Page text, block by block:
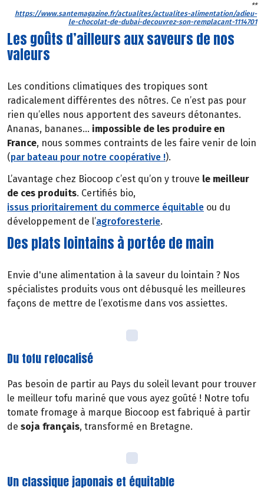
**
https://www.santemagazine.fr/actualites/actualites-alimentation/adieu-
le-chocolat-de-dubai-decouvrez-son-remplacant-1114701
Les goûts d’ailleurs aux saveurs de nos
valeurs
Les conditions climatiques des tropiques sont
radicalement différentes des nôtres. Ce n’est pas pour
rien qu’elles nous apportent des saveurs détonantes.
Ananas, bananes… impossible de les produire en
France, nous sommes contraints de les faire venir de loin
(par bateau pour notre coopérative !).
L’avantage chez Biocoop c’est qu’on y trouve le meilleur
de ces produits. Certifiés bio,
issus prioritairement du commerce équitable ou du
développement de l’agroforesterie.
Des plats lointains à portée de main
Envie d'une alimentation à la saveur du lointain ? Nos
spécialistes produits vous ont débusqué les meilleures
façons de mettre de l’exotisme dans vos assiettes.
Du tofu relocalisé
Pas besoin de partir au Pays du soleil levant pour trouver
le meilleur tofu mariné que vous ayez goûté ! Notre tofu
tomate fromage à marque Biocoop est fabriqué à partir
de soja français, transformé en Bretagne.
Un classique japonais et équitable